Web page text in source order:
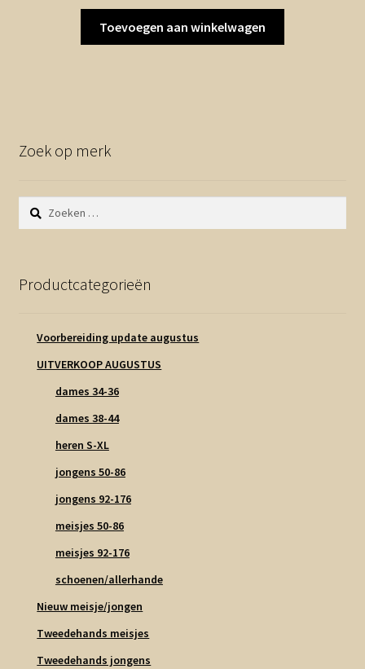
Toevoegen aan winkelwagen
Zoek op merk
Zoeken
naar:
Productcategorieën
Voorbereiding update augustus
UITVERKOOP AUGUSTUS
dames 34-36
dames 38-44
heren S-XL
jongens 50-86
jongens 92-176
meisjes 50-86
meisjes 92-176
schoenen/allerhande
Nieuw meisje/jongen
Tweedehands meisjes
Tweedehands jongens